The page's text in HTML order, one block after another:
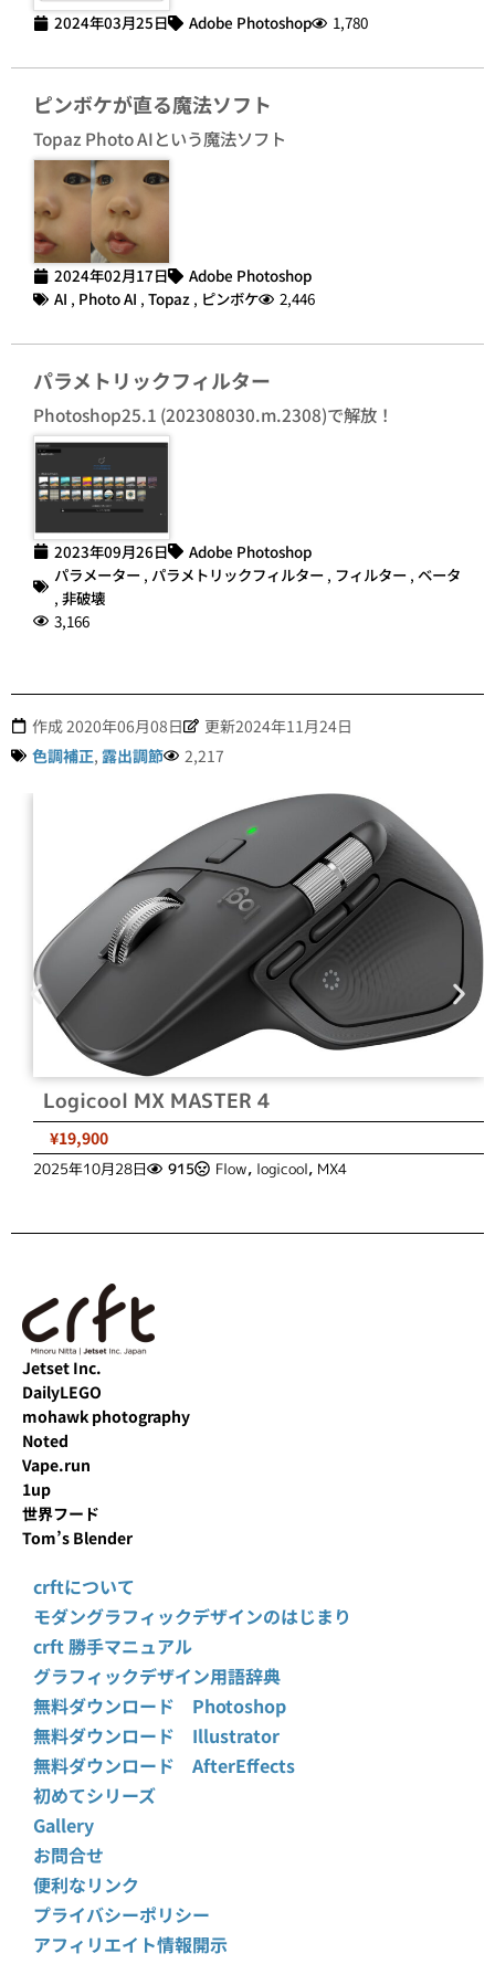
2024年03月25日 Adobe Photoshop 1,780
ピンボケが直る魔法ソフト
Topaz Photo AIという魔法ソフト
2024年02月17日
Adobe Photoshop
AI , Photo AI , Topaz , ピンボケ 2,446
パラメトリックフィルター
Photoshop25.1 (202308030.m.2308)で解放！
2023年09月26日
Adobe Photoshop
パラメーター , パラメトリックフィルター , フィルター , ベータ
, 非破壊
3,166
作成 2020年06月08日
更新2024年11月24日
色調補正, 露出調節 2,217
Logicool MX MASTER 4
¥19,900
2025年10月28日 915 Flow, logicool, MX4
Jetset Inc.
DailyLEGO
mohawk photography
Noted
Vape.run
1up
世界フード
Tom’s Blender
crftについて
モダングラフィックデザインのはじまり
crft 勝手マニュアル
グラフィックデザイン用語辞典
無料ダウンロード Photoshop
無料ダウンロード Illustrator
無料ダウンロード AfterEffects
初めてシリーズ
Gallery
お問合せ
便利なリンク
プライバシーポリシー
アフィリエイト情報開示